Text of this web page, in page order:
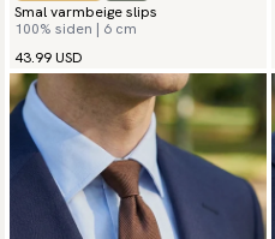
Smal varmbeige slips
100% siden | 6 cm
43.99 USD